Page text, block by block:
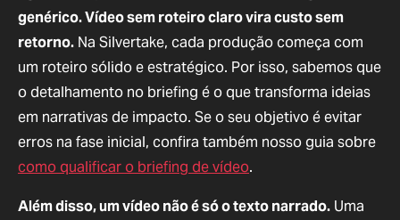
genérico. Vídeo sem roteiro claro vira custo sem
retorno. Na Silvertake, cada produção começa com
um roteiro sólido e estratégico. Por isso, sabemos que
o detalhamento no briefing é o que transforma ideias
em narrativas de impacto. Se o seu objetivo é evitar
erros na fase inicial, confira também nosso guia sobre
como qualificar o briefing de vídeo.
Além disso, um vídeo não é só o texto narrado. Uma